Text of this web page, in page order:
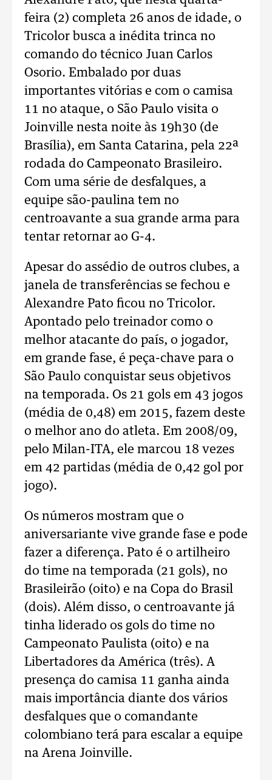
feira (2) completa 26 anos de idade, o
Tricolor busca a inédita trinca no
comando do técnico Juan Carlos
Osorio. Embalado por duas
importantes vitórias e com o camisa
11 no ataque, o São Paulo visita o
Joinville nesta noite às 19h30 (de
Brasília), em Santa Catarina, pela 22ª
rodada do Campeonato Brasileiro.
Com uma série de desfalques, a
equipe são-paulina tem no
centroavante a sua grande arma para
tentar retornar ao G-4.
Apesar do assédio de outros clubes, a
janela de transferências se fechou e
Alexandre Pato ficou no Tricolor.
Apontado pelo treinador como o
melhor atacante do país, o jogador,
em grande fase, é peça-chave para o
São Paulo conquistar seus objetivos
na temporada. Os 21 gols em 43 jogos
(média de 0,48) em 2015, fazem deste
o melhor ano do atleta. Em 2008/09,
pelo Milan-ITA, ele marcou 18 vezes
em 42 partidas (média de 0,42 gol por
jogo).
Os números mostram que o
aniversariante vive grande fase e pode
fazer a diferença. Pato é o artilheiro
do time na temporada (21 gols), no
Brasileirão (oito) e na Copa do Brasil
(dois). Além disso, o centroavante já
tinha liderado os gols do time no
Campeonato Paulista (oito) e na
Libertadores da América (três). A
presença do camisa 11 ganha ainda
mais importância diante dos vários
desfalques que o comandante
colombiano terá para escalar a equipe
na Arena Joinville.